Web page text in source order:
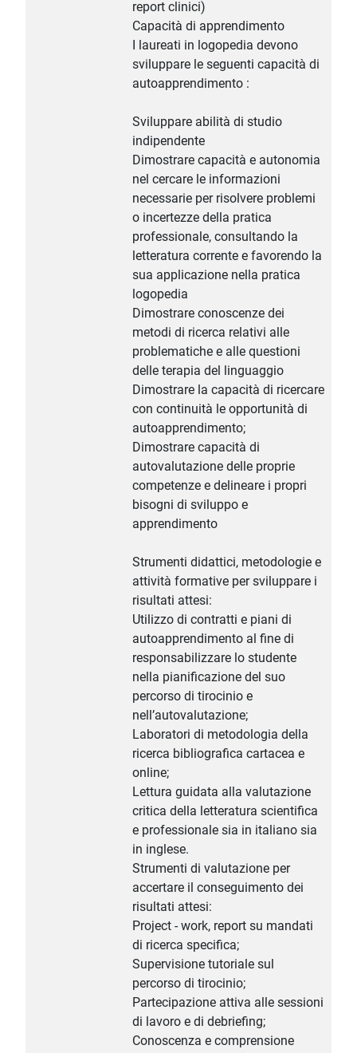
report clinici)
Capacità di apprendimento
I laureati in logopedia devono
sviluppare le seguenti capacità di
autoapprendimento :
Sviluppare abilità di studio
indipendente
Dimostrare capacità e autonomia
nel cercare le informazioni
necessarie per risolvere problemi
o incertezze della pratica
professionale, consultando la
letteratura corrente e favorendo la
sua applicazione nella pratica
logopedia
Dimostrare conoscenze dei
metodi di ricerca relativi alle
problematiche e alle questioni
delle terapia del linguaggio
Dimostrare la capacità di ricercare
con continuità le opportunità di
autoapprendimento;
Dimostrare capacità di
autovalutazione delle proprie
competenze e delineare i propri
bisogni di sviluppo e
apprendimento
Strumenti didattici, metodologie e
attività formative per sviluppare i
risultati attesi:
Utilizzo di contratti e piani di
autoapprendimento al fine di
responsabilizzare lo studente
nella pianificazione del suo
percorso di tirocinio e
nell’autovalutazione;
Laboratori di metodologia della
ricerca bibliografica cartacea e
online;
Lettura guidata alla valutazione
critica della letteratura scientifica
e professionale sia in italiano sia
in inglese.
Strumenti di valutazione per
accertare il conseguimento dei
risultati attesi:
Project - work, report su mandati
di ricerca specifica;
Supervisione tutoriale sul
percorso di tirocinio;
Partecipazione attiva alle sessioni
di lavoro e di debriefing;
Conoscenza e comprensione